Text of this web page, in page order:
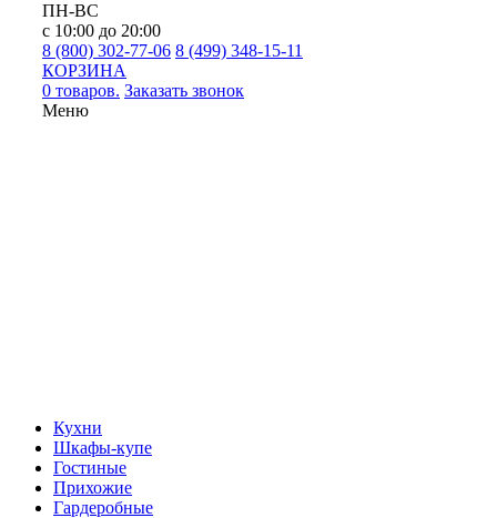
ПН-ВС
с 10:00 до 20:00
8 (800) 302-77-06 8 (499) 348-15-11
КОРЗИНА
0 товаров. Заказать звонок
Меню
Кухни
Шкафы-купе
Гостиные
Прихожие
Гардеробные